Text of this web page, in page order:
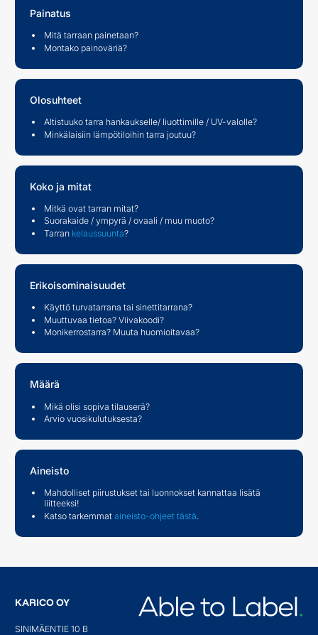
Painatus
Mitä tarraan painetaan?
Montako painoväriä?
Olosuhteet
Altistuuko tarra hankaukselle/ liuottimille / UV-valolle?
Minkälaisiin lämpötiloihin tarra joutuu?
Koko ja mitat
Mitkä ovat tarran mitat?
Suorakaide / ympyrä / ovaali / muu muoto?
Tarran kelaussuunta?
Erikoisominaisuudet
Käyttö turvatarrana tai sinettitarrana?
Muuttuvaa tietoa? Viivakoodi?
Monikerrostarra? Muuta huomioitavaa?
Määrä
Mikä olisi sopiva tilauserä?
Arvio vuosikulutuksesta?
Aineisto
Mahdolliset piirustukset tai luonnokset kannattaa lisätä
liitteeksi!
Katso tarkemmat aineisto-ohjeet tästä.
KARICO OY
SINIMÄENTIE 10 B